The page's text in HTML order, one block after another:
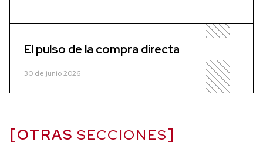
El pulso de la compra directa
30 de junio 2026
OTRAS SECCIONES